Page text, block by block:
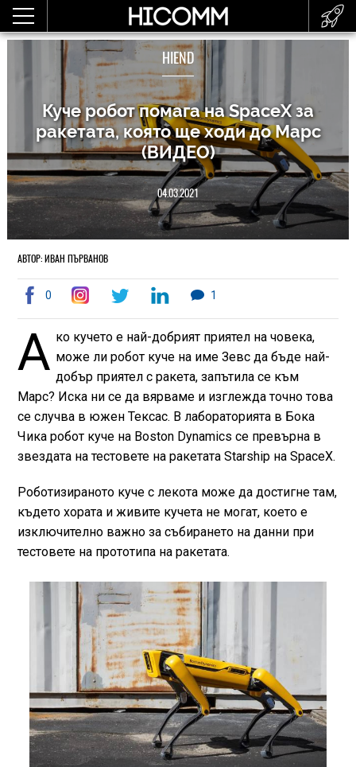
HIEND
Куче робот помага на SpaceX за
ракетата, която ще ходи до Марс
(ВИДЕО)
04.03.2021
АВТОР: ИВАН ПЪРВАНОВ
0 1
А ко кучето е най-добрият приятел на човека,
може ли робот куче на име Зевс да бъде най-
добър приятел с ракета, запътила се към
Марс? Иска ни се да вярваме и изглежда точно това
се случва в южен Тексас. В лабораторията в Бока
Чика робот куче на Boston Dynamics се превърна в
звездата на тестовете на ракетата Starship на SpaceX.
Роботизираното куче с лекота може да достигне там,
където хората и живите кучета нe могат, което е
изключително важно за събирането на данни при
тестовете на прототипа на ракетата.